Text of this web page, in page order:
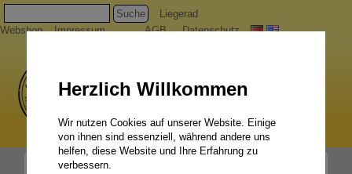
Suche
Liegerad
Webshop
Impressum AGB Datenschutz
Liegerad Modelle
Herzlich Willkommen
Wir nutzen Cookies auf unserer Website. Einige
von ihnen sind essenziell, während andere uns
helfen, diese Website und Ihre Erfahrung zu
verbessern.